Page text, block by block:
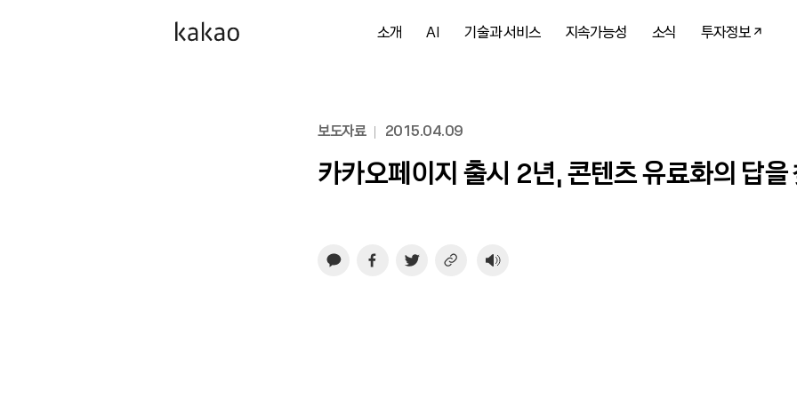
소개 AI 기술과 서비스 지속가능성 소식 투자정보
보도자료 2015.04.09
카카오페이지 출시 2년, 콘텐츠 유료화의 답을